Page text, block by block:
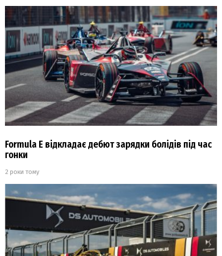
Formula E відкладає дебют зарядки болідів під час
гонки
2 роки тому